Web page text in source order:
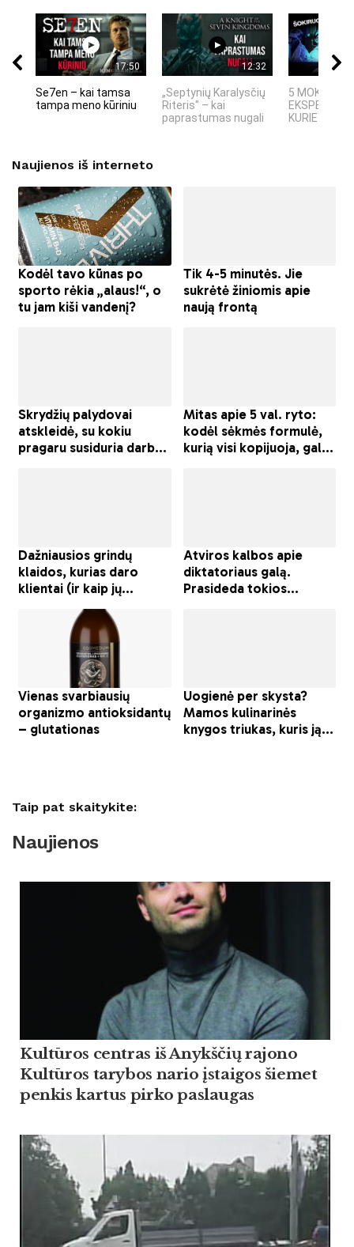
17:50
Se7en – kai tamsa
tampa meno kūriniu
12:32
„Septynių Karalysčių
Riteris" – kai
paprastumas nugali
5 MOKSLINIAI
KURIE
Naujienos iš interneto
Taip pat skaitykite:
Naujienos
Kultūros centras iš Anykščių rajono
Kultūros tarybos nario įstaigos šiemet
penkis kartus pirko paslaugas